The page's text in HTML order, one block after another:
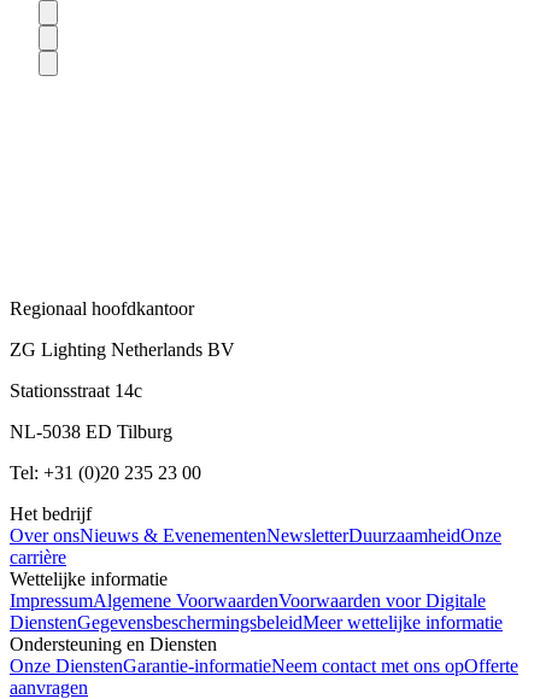
Regionaal hoofdkantoor
ZG Lighting Netherlands BV
Stationsstraat 14c
NL-5038 ED Tilburg
Tel: +31 (0)20 235 23 00
Het bedrijf
Over onsNieuws & EvenementenNewsletterDuurzaamheidOnze
carrière
Wettelijke informatie
ImpressumAlgemene VoorwaardenVoorwaarden voor Digitale
DienstenGegevensbeschermingsbeleidMeer wettelijke informatie
Ondersteuning en Diensten
Onze DienstenGarantie-informatieNeem contact met ons opOfferte
aanvragen